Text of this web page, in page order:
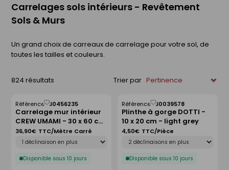
Carrelages sols intérieurs - Revêtement
Sols & Murs
Un grand choix de carreaux de carrelage pour votre sol, de
toutes les tailles et couleurs.
824 résultats Trier par
Carrelage mur intérieur
CREW UMAMI - 30 x 60 cm
ép.10mm - beige
Référence :30456235
Disponible sous 10 jours
36,90€ TTC/Mètre Carré
Enregistrer
comme
liste
Plinthe à gorge DOTTI -
10 x 20 cm - light grey
Référence :30039578
Disponible sous 10 jours
4,50€ TTC/Pièce
Enregistrer
comme
liste